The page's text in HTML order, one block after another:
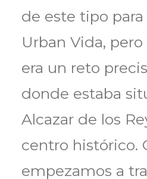
de este tipo
Urban Vida,
era un reto
donde estaba
Alcazar de los
centro histórico.
empezamos a